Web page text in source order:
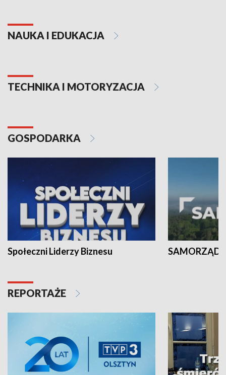
NAUKA I EDUKACJA
TECHNIKA I MOTORYZACJA
GOSPODARKA
Społeczni Liderzy Biznesu SAMORZĄD
REPORTAŻE